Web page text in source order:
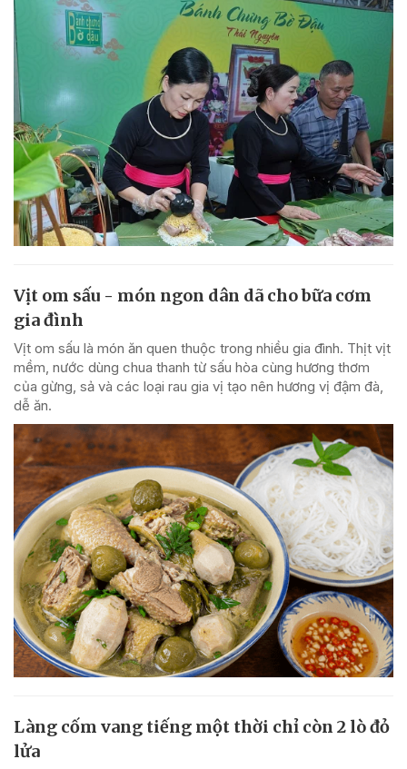
Vịt om sấu - món ngon dân dã cho bữa cơm
gia đình
Vịt om sấu là món ăn quen thuộc trong nhiều gia đình. Thịt vịt
mềm, nước dùng chua thanh từ sấu hòa cùng hương thơm
của gừng, sả và các loại rau gia vị tạo nên hương vị đậm đà,
dễ ăn.
Làng cốm vang tiếng một thời chỉ còn 2 lò đỏ
lửa